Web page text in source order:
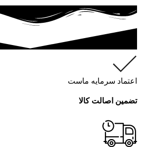
اعتماد سرمایه ماست
تضمین اصالت کالا